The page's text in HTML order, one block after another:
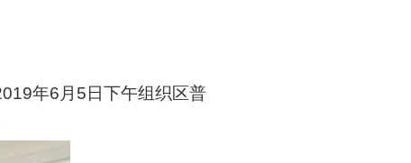
年6月5日下午组织区普